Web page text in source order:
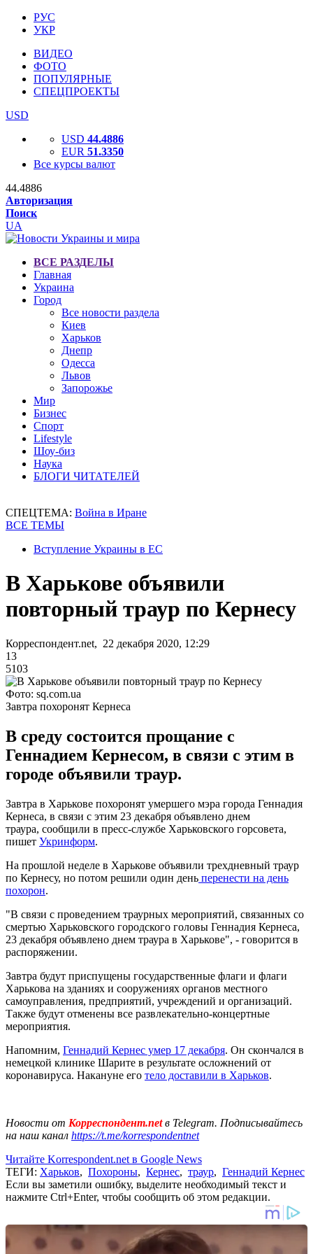
РУС
УКР
ВИДЕО
ФОТО
ПОПУЛЯРНЫЕ
СПЕЦПРОЕКТЫ
USD
USD 44.4886
EUR 51.3350
Все курсы валют
44.4886
Авторизация
Поиск
UA
ВСЕ РАЗДЕЛЫ
Главная
Украина
Город
Все новости раздела
Киев
Харьков
Днепр
Одесса
Львов
Запорожье
Мир
Бизнес
Спорт
Lifestyle
Шоу-биз
Наука
БЛОГИ ЧИТАТЕЛЕЙ
СПЕЦТЕМА: Война в Иране
ВСЕ ТЕМЫ
Вступление Украины в ЕС
В Харькове объявили
повторный траур по Кернесу
Корреспондент.net, 22 декабря 2020, 12:29
13
5103
Фото: sq.com.ua
Завтра похоронят Кернеса
В среду состоится прощание с
Геннадием Кернесом, в связи с этим в
городе объявили траур.
Завтра в Харькове похоронят умершего мэра города Геннадия
Кернеса, в связи с этим 23 декабря объявлено днем
траура, сообщили в пресс-службе Харьковского горсовета,
пишет Укринформ.
На прошлой неделе в Харькове объявили трехдневный траур
по Кернесу, но потом решили один день перенести на день
похорон.
"В связи с проведением траурных мероприятий, связанных со
смертью Харьковского городского головы Геннадия Кернеса,
23 декабря объявлено днем ​​траура в Харькове", - говорится в
распоряжении.
Завтра будут приспущены государственные флаги и флаги
Харькова на зданиях и сооружениях органов местного
самоуправления, предприятий, учреждений и организаций.
Также будут отменены все развлекательно-концертные
мероприятия.
Напомним, Геннадий Кернес умер 17 декабря. Он скончался в
немецкой клинике Шарите в результате осложнений от
коронавируса. Накануне его тело доставили в Харьков.
Новости от Корреспондент.netв Telegram. Подписывайтесь
на наш канал https://t.me/korrespondentnet
Читайте Korrespondent.net в Google News
ТЕГИ: Харьков, Похороны, Кернес, траур, Геннадий Кернес
Если вы заметили ошибку, выделите необходимый текст и
нажмите Ctrl+Enter, чтобы сообщить об этом редакции.